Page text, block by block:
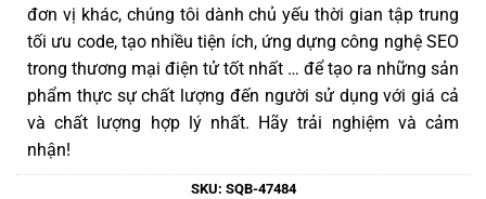
đơn vị khác, chúng tôi dành chủ yếu thời gian tập trung
tối ưu code, tạo nhiều tiện ích, ứng dựng công nghệ SEO
trong thương mại điện tử tốt nhất … để tạo ra những sản
phẩm thực sự chất lượng đến người sử dụng với giá cả
và chất lượng hợp lý nhất. Hãy trải nghiệm và cảm
nhận!
SKU: SQB-47484